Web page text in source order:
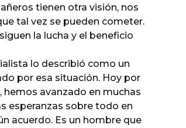
tienen otra visión, nos
tal vez se pueden cometer.
la lucha y el beneficio
lo describió como un
por esa situación. Hoy por
avanzado en muchas
esperanzas sobre todo en
acuerdo. Es un hombre que